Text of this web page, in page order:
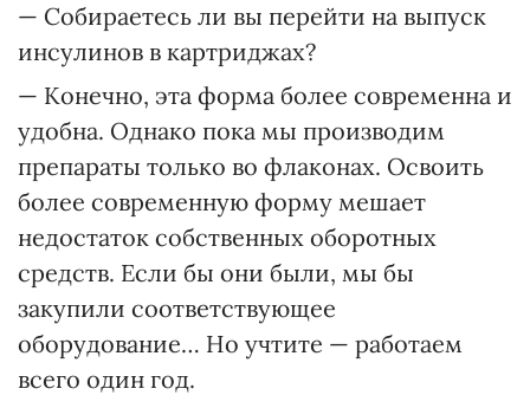
— Собираетесь ли вы перейти на выпуск
инсулинов в картриджах?
— Конечно, эта форма более современна и
удобна. Однако пока мы производим
препараты только во флаконах. Освоить
более современную форму мешает
недостаток собственных оборотных
средств. Если бы они были, мы бы
закупили соответствующее
оборудование… Но учтите — работаем
всего один год.